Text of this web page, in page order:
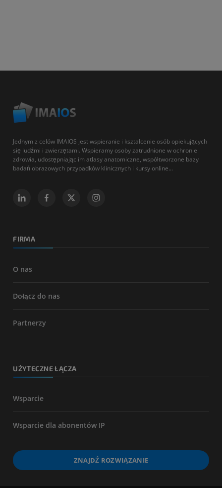
Jednym z celów IMAIOS jest wspieranie i kształcenie osób opiekujących
się ludźmi i zwierzętami. Wspieramy osoby zatrudnione w ochronie
zdrowia, udostępniając im atlasy anatomiczne, współtworzone bazy
badań obrazowych przypadków klinicznych i kursy online...
FIRMA
O nas
Dołącz do nas
Partnerzy
UŻYTECZNE ŁĄCZA
Wsparcie
Wsparcie dla abonentów IP
ZNAJDŹ ROZWIĄZANIE